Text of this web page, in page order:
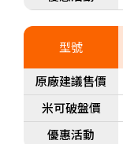
型號
原廠建議售價
米可破盤價
優惠活動